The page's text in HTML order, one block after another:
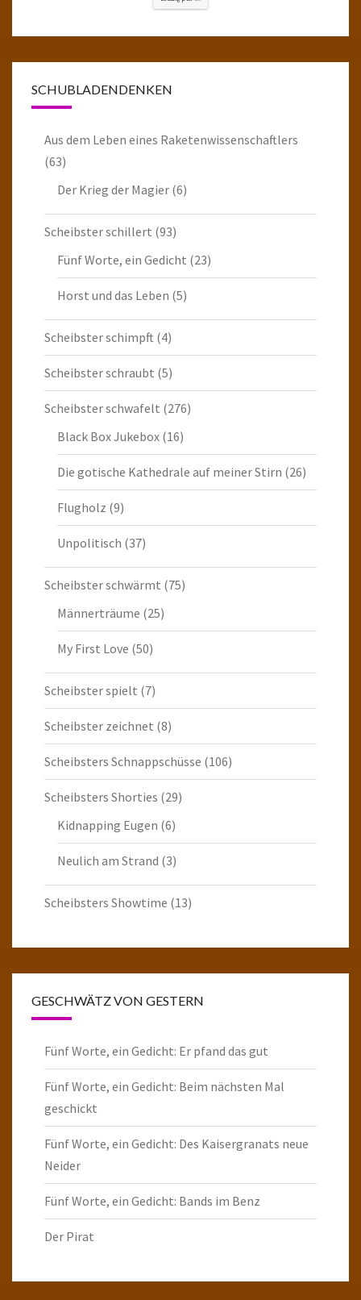
SCHUBLADENDENKEN
Aus dem Leben eines Raketenwissenschaftlers
(63)
Der Krieg der Magier (6)
Scheibster schillert (93)
Fünf Worte, ein Gedicht (23)
Horst und das Leben (5)
Scheibster schimpft (4)
Scheibster schraubt (5)
Scheibster schwafelt (276)
Black Box Jukebox (16)
Die gotische Kathedrale auf meiner Stirn (26)
Flugholz (9)
Unpolitisch (37)
Scheibster schwärmt (75)
Männerträume (25)
My First Love (50)
Scheibster spielt (7)
Scheibster zeichnet (8)
Scheibsters Schnappschüsse (106)
Scheibsters Shorties (29)
Kidnapping Eugen (6)
Neulich am Strand (3)
Scheibsters Showtime (13)
GESCHWÄTZ VON GESTERN
Fünf Worte, ein Gedicht: Er pfand das gut
Fünf Worte, ein Gedicht: Beim nächsten Mal
geschickt
Fünf Worte, ein Gedicht: Des Kaisergranats neue
Neider
Fünf Worte, ein Gedicht: Bands im Benz
Der Pirat